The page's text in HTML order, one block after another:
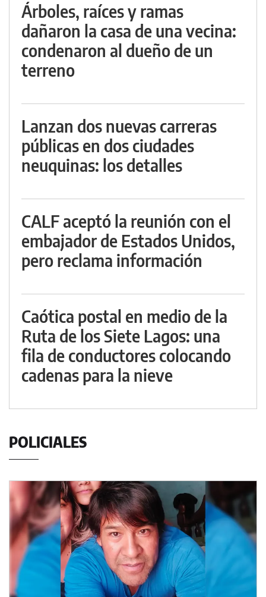
Árboles, raíces y ramas
dañaron la casa de una vecina:
condenaron al dueño de un
terreno
Lanzan dos nuevas carreras
públicas en dos ciudades
neuquinas: los detalles
CALF aceptó la reunión con el
embajador de Estados Unidos,
pero reclama información
Caótica postal en medio de la
Ruta de los Siete Lagos: una
fila de conductores colocando
cadenas para la nieve
POLICIALES